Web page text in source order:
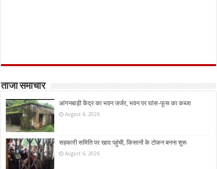
ताजा समाचार
आंगनबाड़ी केंद्र का भवन जर्जर, भवन पर घांस-फूस का कब्जा
August 6, 2026
सहकारी समिति पर खाद पहुंची, किसानों के टोकन बनना शुरू
August 6, 2026